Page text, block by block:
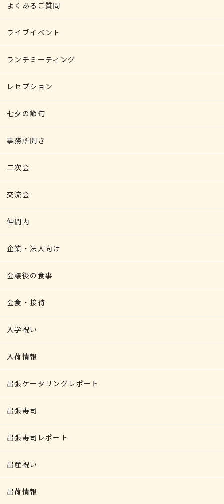
よくあるご質問
ライブイベント
ランチミーティング
レセプション
七夕の節句
事務所開き
二次会
交流会
仲間内
企業・法人向け
会議後の食事
会食・接待
入学祝い
入荷情報
出張ケータリングレポート
出張寿司
出張寿司レポート
出産祝い
出荷情報